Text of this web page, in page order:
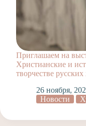
Приглашаем на
Христианские и
творчестве
26 ноября,
Новости